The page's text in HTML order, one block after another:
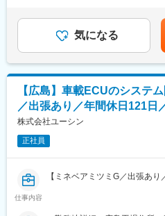
■やりがい・魅力：
自身が開発に携わった製品が
キシフター、オーバーヘッド
ーシンが従来もつ製品とミネベ
果によって生み出される製品と
ることができるのも魅力です。
また、10年15年先の未来を見
もできます。
■出張頻度：
年数回程度。客先への訪問、
気になる
【広島】車載ECUのシステ
／出張あり／年間休日121
株式会社ユーシン
正社員
仕事内容
【ミネベアミツミG／出張あ
普及が加速するデジタルキー